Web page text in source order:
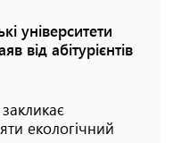
університети
від абітурієнтів
екологічний